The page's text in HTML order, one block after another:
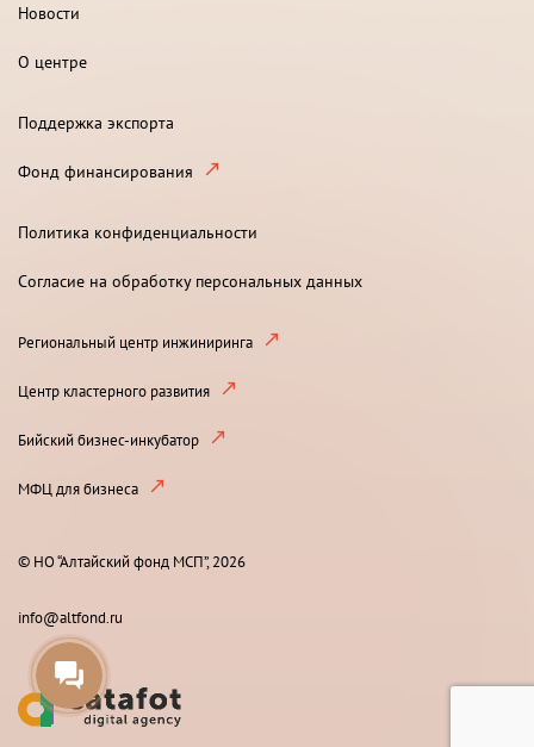
Новости
О центре
Поддержка экспорта
Фонд финансирования
Политика конфиденциальности
Согласие на обработку персональных данных
Региональный центр инжиниринга
Центр кластерного развития
Бийский бизнес-инкубатор
МФЦ для бизнеса
© НО “Алтайский фонд МСП”, 2026
info@altfond.ru